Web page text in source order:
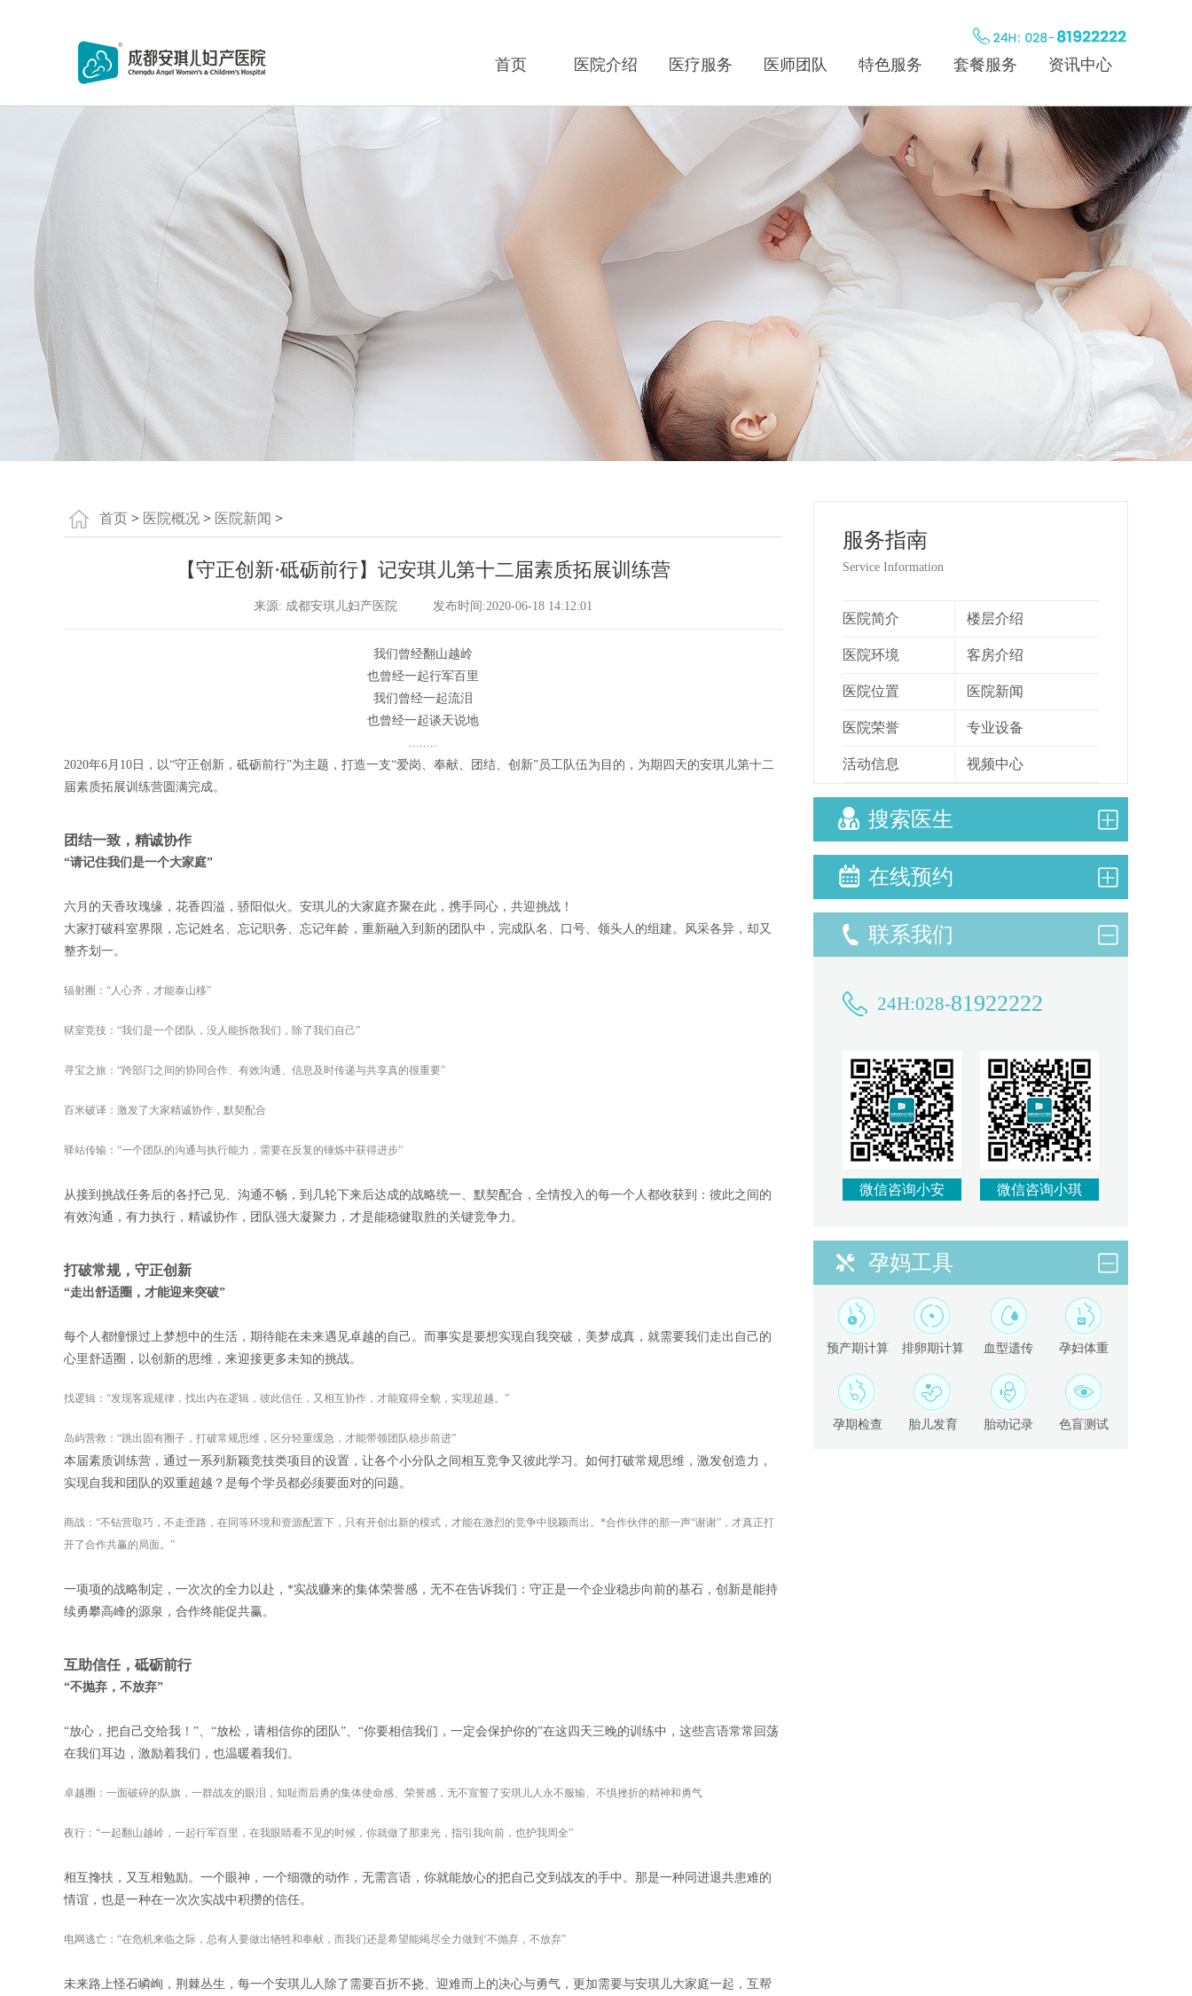
首页 医院介绍 医疗服务 医师团队 特色服务 套餐服务 资讯中心
首页 > 医院概况 > 医院新闻 >
【守正创新·砥砺前行】记安琪儿第十二届素质拓展训练营
来源: 成都安琪儿妇产医院 发布时间:2020-06-18 14:12:01
我们曾经翻山越岭
也曾经一起行军百里
我们曾经一起流泪
也曾经一起谈天说地
........
2020年6月10日，以“守正创新，砥砺前行”为主题，打造一支“爱岗、奉献、团结、创新”员工队伍为目的，为期四天的安琪儿第十二
届素质拓展训练营圆满完成。
团结一致，精诚协作
“请记住我们是一个大家庭”
六月的天香玫瑰缘，花香四溢，骄阳似火。安琪儿的大家庭齐聚在此，携手同心，共迎挑战！
大家打破科室界限，忘记姓名、忘记职务、忘记年龄，重新融入到新的团队中，完成队名、口号、领头人的组建。风采各异，却又
整齐划一。
辐射圈：“人心齐，才能泰山移”
狱室竞技：“我们是一个团队，没人能拆散我们，除了我们自己”
寻宝之旅：“跨部门之间的协同合作、有效沟通、信息及时传递与共享真的很重要”
百米破译：激发了大家精诚协作，默契配合
驿站传输：“一个团队的沟通与执行能力，需要在反复的锤炼中获得进步”
从接到挑战任务后的各抒己见、沟通不畅，到几轮下来后达成的战略统一、默契配合，全情投入的每一个人都收获到：彼此之间的
有效沟通，有力执行，精诚协作，团队强大凝聚力，才是能稳健取胜的关键竞争力。
打破常规，守正创新
“走出舒适圈，才能迎来突破”
每个人都憧憬过上梦想中的生活，期待能在未来遇见卓越的自己。而事实是要想实现自我突破，美梦成真，就需要我们走出自己的
心里舒适圈，以创新的思维，来迎接更多未知的挑战。
找逻辑：“发现客观规律，找出内在逻辑，彼此信任，又相互协作，才能窥得全貌，实现超越。”
岛屿营救：“跳出固有圈子，打破常规思维，区分轻重缓急，才能带领团队稳步前进”
本届素质训练营，通过一系列新颖竞技类项目的设置，让各个小分队之间相互竞争又彼此学习。如何打破常规思维，激发创造力，
实现自我和团队的双重超越？是每个学员都必须要面对的问题。
商战：“不钻营取巧，不走歪路，在同等环境和资源配置下，只有开创出新的模式，才能在激烈的竞争中脱颖而出。*合作伙伴的那一声“谢谢”，才真正打
开了合作共赢的局面。”
一项项的战略制定，一次次的全力以赴，*实战赚来的集体荣誉感，无不在告诉我们：守正是一个企业稳步向前的基石，创新是能持
续勇攀高峰的源泉，合作终能促共赢。
互助信任，砥砺前行
“不抛弃，不放弃”
“放心，把自己交给我！”、“放松，请相信你的团队”、“你要相信我们，一定会保护你的”在这四天三晚的训练中，这些言语常常回荡
在我们耳边，激励着我们，也温暖着我们。
卓越圈：一面破碎的队旗，一群战友的眼泪，知耻而后勇的集体使命感、荣誉感，无不宣誓了安琪儿人永不服输、不惧挫折的精神和勇气
夜行：“一起翻山越岭，一起行军百里，在我眼睛看不见的时候，你就做了那束光，指引我向前，也护我周全”
相互搀扶，又互相勉励。一个眼神，一个细微的动作，无需言语，你就能放心的把自己交到战友的手中。那是一种同进退共患难的
情谊，也是一种在一次次实战中积攒的信任。
电网逃亡：“在危机来临之际，总有人要做出牺牲和奉献，而我们还是希望能竭尽全力做到‘不抛弃，不放弃”
未来路上怪石嶙峋，荆棘丛生，每一个安琪儿人除了需要百折不挠、迎难而上的决心与勇气，更加需要与安琪儿大家庭一起，互帮
服务指南
Service Information
医院简介 楼层介绍
医院环境 客房介绍
医院位置 医院新闻
医院荣誉 专业设备
活动信息 视频中心
搜索医生
在线预约
联系我们
24H:028-81922222
微信咨询小安 微信咨询小琪
孕妈工具
预产期计算 排卵期计算 血型遗传 孕妇体重
孕期检查 胎儿发育 胎动记录 色盲测试